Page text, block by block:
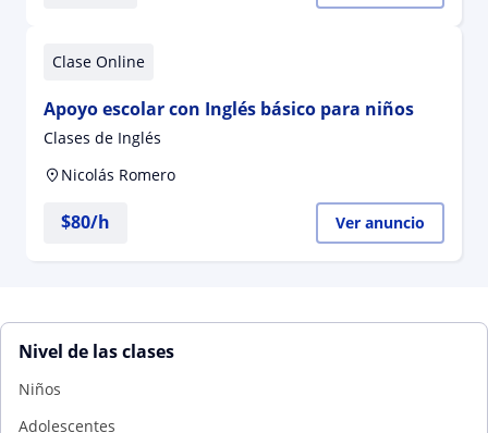
Clase Online
Apoyo escolar con Inglés básico para niños
Clases de Inglés
Nicolás Romero
$80/h Ver anuncio
Nivel de las clases
Niños
Adolescentes